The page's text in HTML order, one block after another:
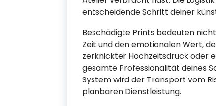
entscheidende Schritt deiner
Beschädigte Prints bedeuten
Zeit und den emotionalen Wert,
zerknickter Hochzeitsdruck oder
gesamte Professionalität deines
System wird der Transport vom
planbaren Dienstleistung.